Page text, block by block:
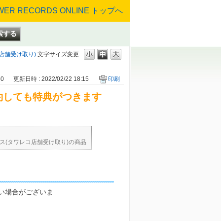
文字サイズ変更
舗受け取り)
更新日時 : 2022/02/22 18:15 印刷
ても特典がつきます
(タワレコ店舗受け取り)の商品
場合がございま